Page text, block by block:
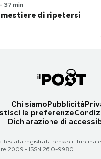
- 37 min
di ripetersi
Chi siamoPubblicità
le preferenze
Dichiarazione di
testata registrata presso il
2009 - ISSN 2610-9980